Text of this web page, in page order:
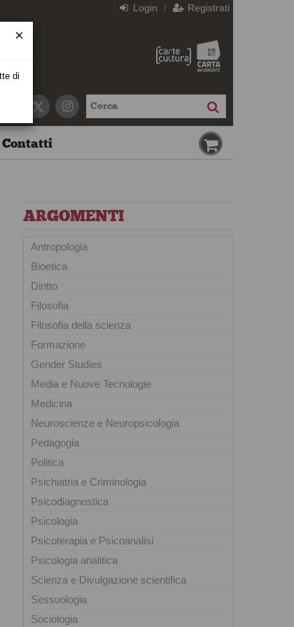
Login / Registrati
Contatti
ARGOMENTI
Antropologia
Bioetica
Diritto
Filosofia
Filosofia della scienza
Formazione
Gender Studies
Media e Nuove Tecnologie
Medicina
Neuroscienze e Neuropsicologia
Pedagogia
Politica
Psichiatria e Criminologia
Psicodiagnostica
Psicologia
Psicoterapia e Psicoanalisi
Psicologia analitica
Scienza e Divulgazione scientifica
Sessuologia
Sociologia
di